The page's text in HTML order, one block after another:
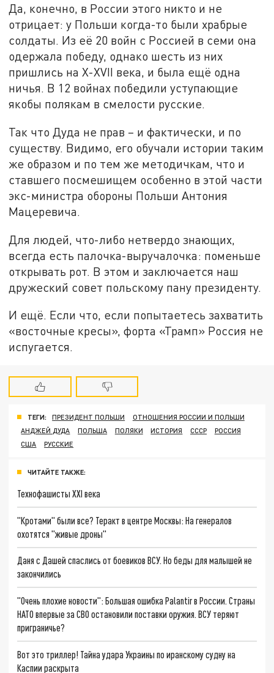
Да, конечно, в России этого никто и не
отрицает: у Польши когда-то были храбрые
солдаты. Из её 20 войн с Россией в семи она
одержала победу, однако шесть из них
пришлись на Х-ХVII века, и была ещё одна
ничья. В 12 войнах победили уступающие
якобы полякам в смелости русские.
Так что Дуда не прав – и фактически, и по
существу. Видимо, его обучали истории таким
же образом и по тем же методичкам, что и
ставшего посмешищем особенно в этой части
экс-министра обороны Польши Антония
Мацеревича.
Для людей, что-либо нетвердо знающих,
всегда есть палочка-выручалочка: поменьше
открывать рот. В этом и заключается наш
дружеский совет польскому пану президенту.
И ещё. Если что, если попытаетесь захватить
«восточные кресы», форта «Трамп» Россия не
испугается.
ТЕГИ: ПРЕЗИДЕНТ ПОЛЬШИ
ОТНОШЕНИЯ РОССИИ И ПОЛЬШИ
АНДЖЕЙ ДУДА
ПОЛЬША ПОЛЯКИ ИСТОРИЯ СССР
РОССИЯ
США
РУССКИЕ
ЧИТАЙТЕ ТАКЖЕ:
Технофашисты XXI века
"Кротами" были все? Теракт в центре Москвы: На генералов
охотятся "живые дроны"
Даня с Дашей спаслись от боевиков ВСУ. Но беды для малышей не
закончились
"Очень плохие новости": Большая ошибка Palantir в России. Страны
НАТО впервые за СВО остановили поставки оружия. ВСУ теряют
приграничье?
Вот это триллер! Тайна удара Украины по иранскому судну на
Каспии раскрыта